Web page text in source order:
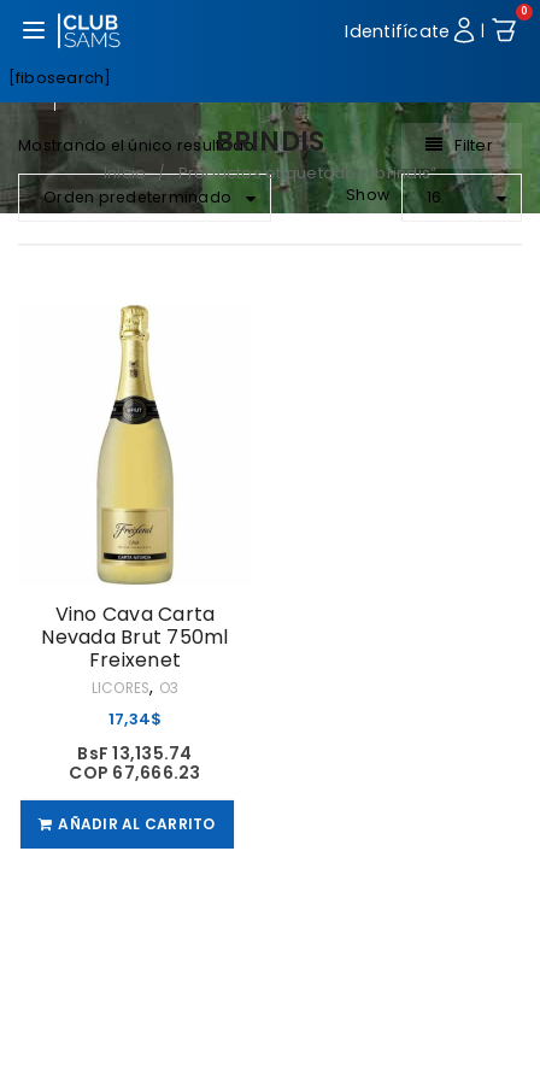
Abrir menú Identifícate |
0
[fibosearch]
BRINDIS
Inicio / Productos etiquetados “brindis”
Mostrando el único resultado Filter
Orden predeterminado Show 16
LICORES, O3
Vino Cava Carta
Nevada Brut 750ml
Freixenet
17,34$
BsF 13,135.74
COP 67,666.23
AÑADIR AL CARRITO